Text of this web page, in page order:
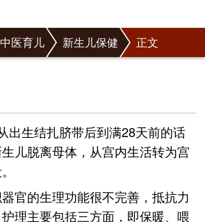
中医育儿 新生儿保健 正文
出生结扎脐带后到满28天前的话
儿脱离母体，从宫内生活转为宫
官的生理功能很不完善，抵抗力
理主要包括三方面，即保暖、喂